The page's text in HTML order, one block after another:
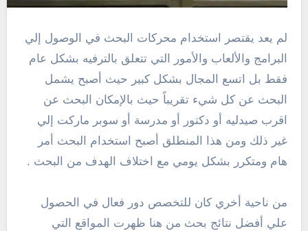
لم يعد يقتصر استخدام محركات البحث في الوصول إلي
البرامج والألعاب والأمور التي تتعلق بالترفيه بشكل عام
فقط بل اتسع المجال بشكل كبير حيث أصبح يشمل
البحث عن كل شيء تقريباً حيث بالإمكان البحث عن
اقرب صيدليه أو دكتور أو مدرسة أو سوبر ماركت إلي
غير ذلك ومن هذا المنطلق أصبح استخدام البحث أمر
هام ومتكرر بشكل يومي مع اختلاف الهدف من البحث .
من ناحية أخري كان للتخصص دور فعال في الحصول
علي أفضل نتائج بحث من هنا ظهرت المواقع التي